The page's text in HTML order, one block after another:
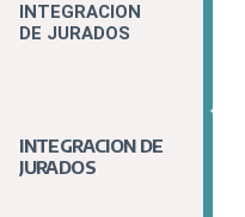
INTEGRACION
DE JURADOS
INTEGRACION DE
JURADOS